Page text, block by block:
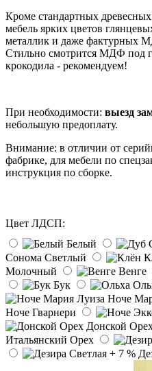
Кроме стандартных
мебель ярких цветов
металлик и даже фактурных
Стильно смотрится МДФ под
крокодила - рекомендуем!
При необходимости: выезд
небольшую предоплату.
Внимание: в отличии от
фабрике, для мебели по
инструкция по сборке.
Цвет ЛДСП:
Белый
Сонома Светлый
Молочный
Венге
Бук
Ноче
Ноче Гварнери
Донской
Итальянский Орех